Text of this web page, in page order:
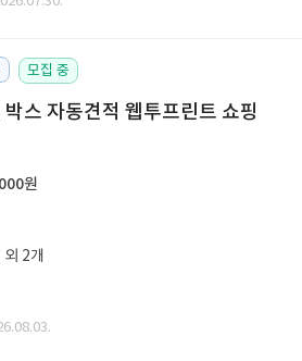
모집 중
스 자동견적 웹투프린트 쇼핑
원
외 2개